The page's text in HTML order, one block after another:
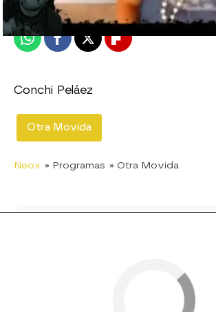
Publicado:31 de agosto de 2011, 15:38
WhatsappFacebook
X Flipboard
Conchi Peláez
Otra Movida
Neox » Programas » Otra Movida